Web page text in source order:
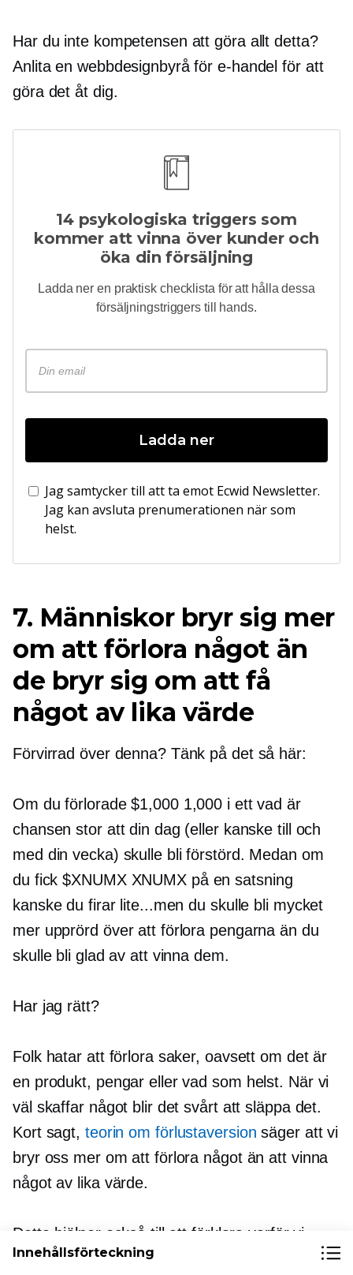
Har du inte kompetensen att göra allt detta?
Anlita en webbdesignbyrå för e-handel för att
göra det åt dig.
14 psykologiska triggers som
kommer att vinna över kunder och
öka din försäljning
Ladda ner en praktisk checklista för att hålla dessa
försäljningstriggers till hands.
Ladda ner
Jag samtycker till att ta emot Ecwid Newsletter.
Jag kan avsluta prenumerationen när som
helst.
7. Människor bryr sig mer
om att förlora något än
de bryr sig om att få
något av lika värde
Förvirrad över denna? Tänk på det så här:
Om du förlorade $1,000 1,000 i ett vad är
chansen stor att din dag (eller kanske till och
med din vecka) skulle bli förstörd. Medan om
du fick $XNUMX XNUMX på en satsning
kanske du firar lite...men du skulle bli mycket
mer upprörd över att förlora pengarna än du
skulle bli glad av att vinna dem.
Har jag rätt?
Folk hatar att förlora saker, oavsett om det är
en produkt, pengar eller vad som helst. När vi
väl skaffar något blir det svårt att släppa det.
Kort sagt, teorin om förlustaversion säger att vi
bryr oss mer om att förlora något än att vinna
något av lika värde.
Detta hjälper också till att förklara varför vi
tilldelar saker som vi äger ett mycket högre
Innehållsförteckning